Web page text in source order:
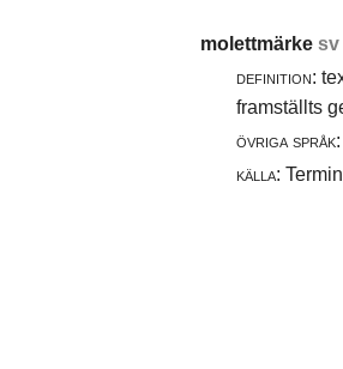
molettmärke sv
definition:
framställts
övriga språk:
källa: